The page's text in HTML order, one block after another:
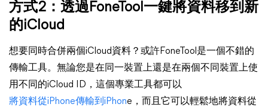
方式2：透過FoneTool一鍵將資料移到新
的iCloud
想要同時合併兩個iCloud資料？或許FoneTool是一個不錯的
傳輸工具。無論您是在同一裝置上還是在兩個不同裝置上使
用不同的iCloud ID，這個專業工具都可以
將資料從iPhone傳輸到iPhone，而且它可以輕鬆地將資料從